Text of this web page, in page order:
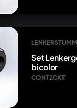
Set
bicolor
CONT2CKIT